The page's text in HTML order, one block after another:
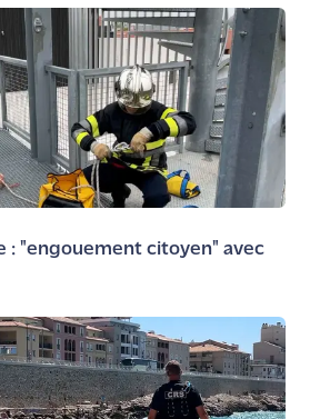
: "engouement citoyen" avec